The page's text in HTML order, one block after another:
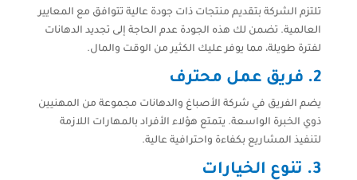
تلتزم الشركة بتقديم منتجات ذات جودة عالية تتوافق مع المعايير
العالمية. تضمن لك هذه الجودة عدم الحاجة إلى تجديد الدهانات
لفترة طويلة، مما يوفر عليك الكثير من الوقت والمال.
2. فريق عمل محترف
يضم الفريق في شركة الأصباغ والدهانات مجموعة من المهنيين
ذوي الخبرة الواسعة. يتمتع هؤلاء الأفراد بالمهارات اللازمة
لتنفيذ المشاريع بكفاءة واحترافية عالية.
3. تنوع الخيارات